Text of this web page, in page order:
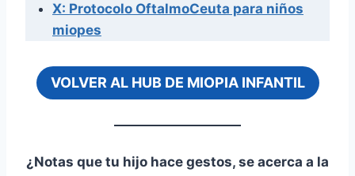
X: Protocolo OftalmoCeuta para niños
miopes
VOLVER AL HUB DE MIOPIA INFANTIL
¿Notas que tu hijo hace gestos, se acerca a la